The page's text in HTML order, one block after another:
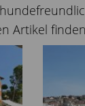
Artikel